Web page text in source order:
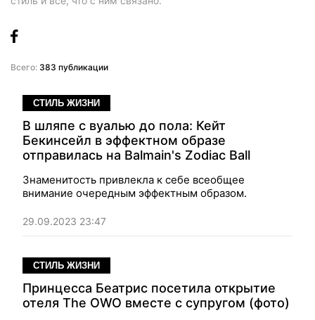
Всего: 383 публикации
СТИЛЬ ЖИЗНИ
В шляпе с вуалью до пола: Кейт
Бекинсейл в эффектном образе
отправилась на Balmain's Zodiac Ball
Знаменитость привлекла к себе всеобщее
внимание очередным эффектным образом.
29.09.2023 23:47
СТИЛЬ ЖИЗНИ
Принцесса Беатрис посетила открытие
отеля The OWO вместе с супругом (фото)